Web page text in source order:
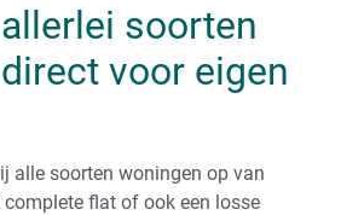
soorten
voor eigen
alle soorten woningen op van
flat of ook een losse